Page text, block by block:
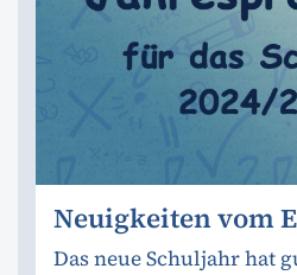
Neuigkeiten vom
Das neue Schuljahr hat